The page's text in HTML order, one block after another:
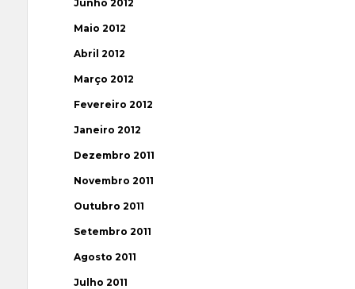
Junho 2012
Maio 2012
Abril 2012
Março 2012
Fevereiro 2012
Janeiro 2012
Dezembro 2011
Novembro 2011
Outubro 2011
Setembro 2011
Agosto 2011
Julho 2011